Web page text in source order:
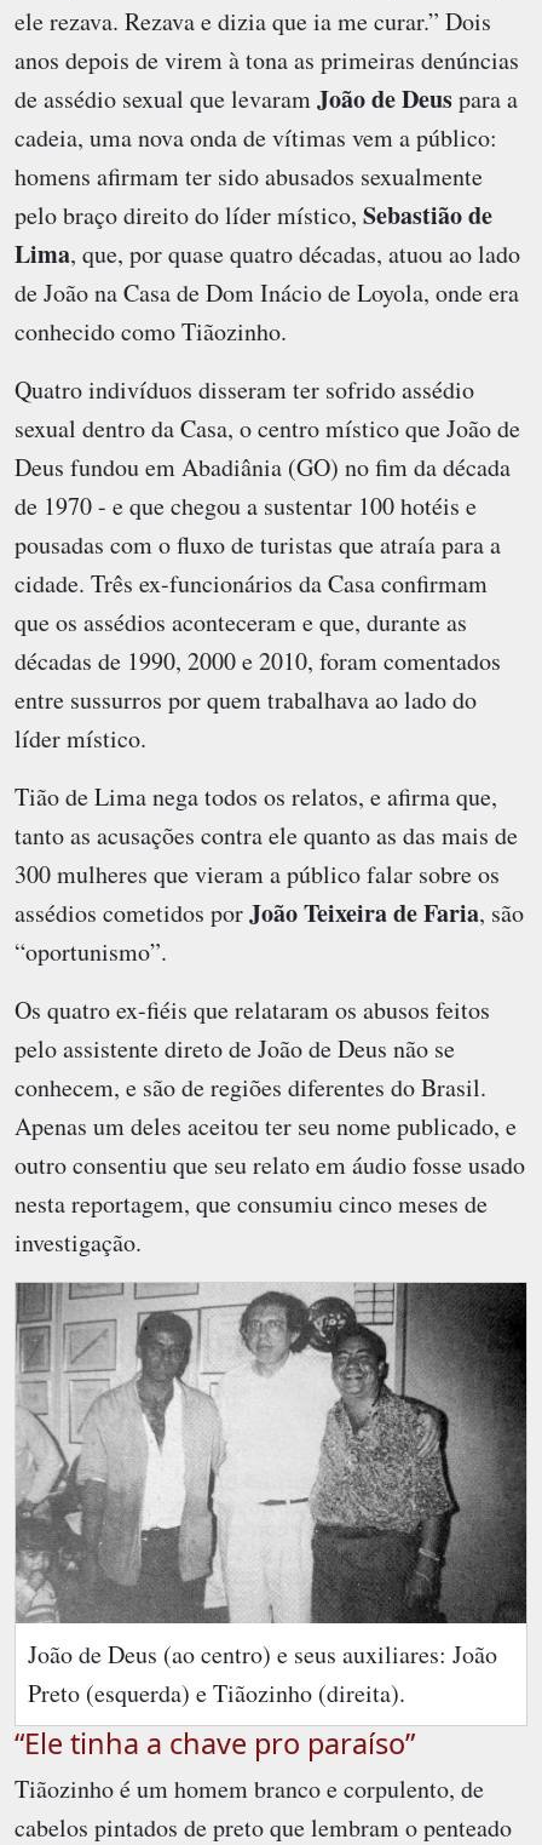
ele rezava. Rezava e dizia que ia me curar.” Dois
anos depois de virem à tona as primeiras denúncias
de assédio sexual que levaramJoão de Deuspara a
cadeia, uma nova onda de vítimas vem a público:
homens afirmam ter sido abusados sexualmente
pelo braço direito do líder místico, Sebastião de
Lima, que, por quase quatro décadas, atuou ao lado
de João na Casa de Dom Inácio de Loyola, onde era
conhecido como Tiãozinho.
Quatro indivíduos disseram ter sofrido assédio
sexual dentro da Casa, o centro místico que João de
Deus fundou em Abadiânia (GO) no fim da década
de 1970 - e que chegou a sustentar 100 hotéis e
pousadas com o fluxo de turistas que atraía para a
cidade. Três ex-funcionários da Casa confirmam
que os assédios aconteceram e que, durante as
décadas de 1990, 2000 e 2010, foram comentados
entre sussurros por quem trabalhava ao lado do
líder místico.
Tião de Lima nega todos os relatos, e afirma que,
tanto as acusações contra ele quanto as das mais de
300 mulheres que vieram a público falar sobre os
assédios cometidos porJoão Teixeira de Faria, são
“oportunismo”.
Os quatro ex-fiéis que relataram os abusos feitos
pelo assistente direto de João de Deus não se
conhecem, e são de regiões diferentes do Brasil.
Apenas um deles aceitou ter seu nome publicado, e
outro consentiu que seu relato em áudio fosse usado
nesta reportagem, que consumiu cinco meses de
investigação.
João de Deus (ao centro) e seus auxiliares: João
Preto (esquerda) e Tiãozinho (direita).
“Ele tinha a chave pro paraíso”
Tiãozinho é um homem branco e corpulento, de
cabelos pintados de preto que lembram o penteado